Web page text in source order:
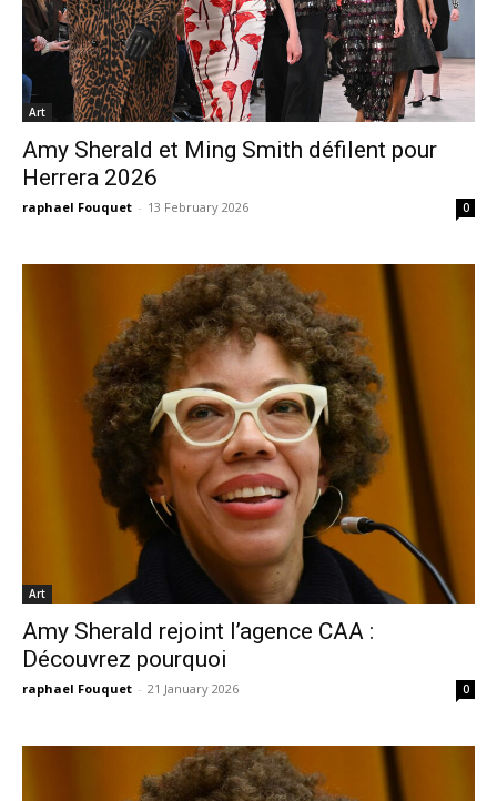
Art
Amy Sherald et Ming Smith défilent pour
Herrera 2026
raphael Fouquet - 13 February 2026 0
Art
Amy Sherald rejoint l’agence CAA :
Découvrez pourquoi
raphael Fouquet - 21 January 2026 0